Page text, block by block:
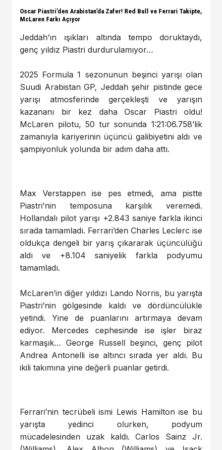
Oscar Piastri’den Arabistan’da Zafer! Red Bull ve Ferrari Takipte,
McLaren Farkı Açıyor
Jeddah’ın ışıkları altında tempo doruktaydı,
genç yıldız Piastri durdurulamıyor…
2025 Formula 1 sezonunun beşinci yarışı olan
Suudi Arabistan GP, Jeddah şehir pistinde gece
yarışı atmosferinde gerçekleşti ve yarışın
kazananı bir kez daha Oscar Piastri oldu!
McLaren pilotu, 50 tur sonunda 1:21:06.758’lik
zamanıyla kariyerinin üçüncü galibiyetini aldı ve
şampiyonluk yolunda bir adım daha attı.
Max Verstappen ise pes etmedi, ama pistte
Piastri’nin temposuna karşılık veremedi.
Hollandalı pilot yarışı +2.843 saniye farkla ikinci
sırada tamamladı. Ferrari’den Charles Leclerc ise
oldukça dengeli bir yarış çıkararak üçüncülüğü
aldı ve +8.104 saniyelik farkla podyumu
tamamladı.
McLaren’in diğer yıldızı Lando Norris, bu yarışta
Piastri’nin gölgesinde kaldı ve dördüncülükle
yetindi. Yine de puanlarını artırmaya devam
ediyor. Mercedes cephesinde ise işler biraz
karmaşık… George Russell beşinci, genç pilot
Andrea Antonelli ise altıncı sırada yer aldı. Bu
ikili takımına yine değerli puanlar getirdi.
Ferrari’nin tecrübeli ismi Lewis Hamilton ise bu
yarışta yedinci olurken, podyum
mücadelesinden uzak kaldı. Carlos Sainz Jr.